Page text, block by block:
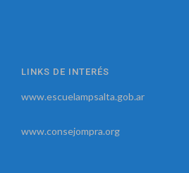
LINKS DE INTERÉS
www.escuelampsalta.gob.ar
www.consejompra.org